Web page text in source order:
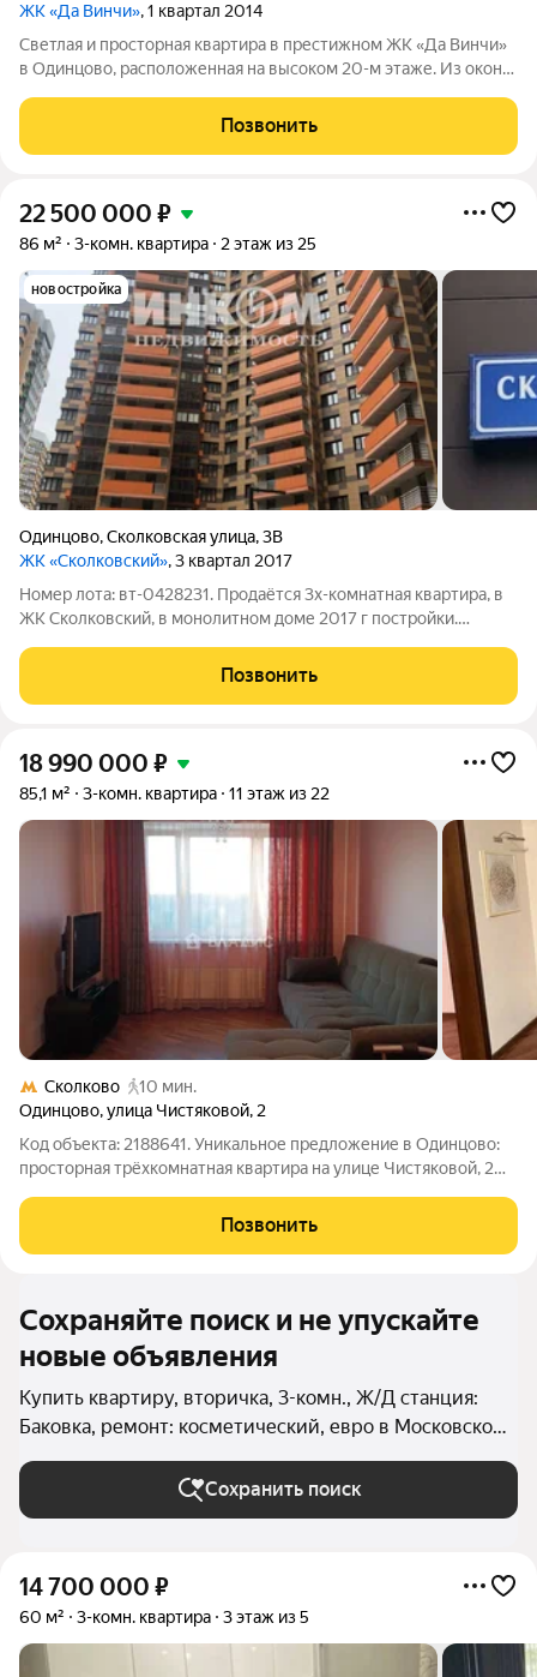
ЖК «Да Винчи», 1 квартал 2014
Светлая и просторная квартира в престижном ЖК «Да Винчи»
в Одинцово, расположенная на высоком 20-м этаже. Из окон
ощущение простора, света и
Позвонить
22 500 000 ₽
86 м² 3-комн. квартира 2 этаж из 25
новостройка
Одинцово,Сколковская улица,3В
ЖК «Сколковский», 3 квартал 2017
Номер лота: вт-0428231. Продаётся 3х-комнатная квартира, в
ЖК Сколковский, в монолитном доме 2017 г постройки.
микрорайон Одинцово. Рядом два парка Парк Новая Трехгорка
и Лесной заповедник.
Позвонить
18 990 000 ₽
85,1 м² 3-комн. квартира 11 этаж из 22
Сколково
10 мин.
Одинцово,улица Чистяковой, 2
Код объекта: 2188641. Уникальное предложение в Одинцово:
просторная трёхкомнатная квартира на улице Чистяковой, 2
этажного панельного дома 2005 года постройки. Общая
Позвонить
Сохраняйте поиск и не упускайте
новые объявления
Купить квартиру, вторичка, 3-комн., Ж/Д станция:
Баковка, ремонт: косметический, евро в Московской
области
Сохранить поиск
14 700 000 ₽
60 м² 3-комн. квартира 3 этаж из 5